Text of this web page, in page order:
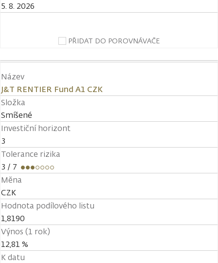
5. 8. 2026
PŘIDAT DO POROVNÁVAČE
Název
J&T RENTIER Fund A1 CZK
Složka
Smíšené
Investiční horizont
3
Tolerance rizika
3 / 7
Měna
CZK
Hodnota podílového listu
1,8190
Výnos (1 rok)
12,81 %
K datu